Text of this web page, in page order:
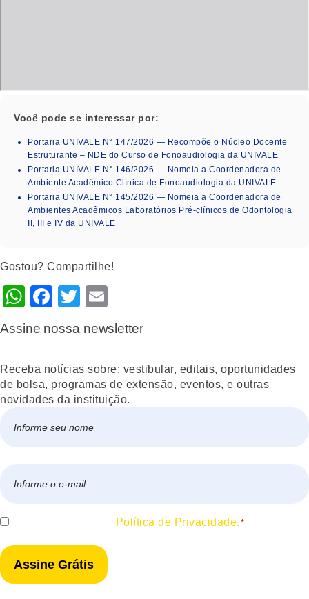
Você pode se interessar por:
Portaria UNIVALE N° 147/2026 — Recompõe o Núcleo Docente
Estruturante – NDE do Curso de Fonoaudiologia da UNIVALE
Portaria UNIVALE N° 146/2026 — Nomeia a Coordenadora de
Ambiente Acadêmico Clínica de Fonoaudiologia da UNIVALE
Portaria UNIVALE N° 145/2026 — Nomeia a Coordenadora de
Ambientes Acadêmicos Laboratórios Pré-clínicos de Odontologia
II, III e IV da UNIVALE
Gostou? Compartilhe!
WhatsApp
Facebook
Twitter
Assine nossa newsletter
Receba notícias sobre: vestibular, editais, oportunidades
de bolsa, programas de extensão, eventos, e outras
novidades da instituição.
mail
Consentir Política de Privacidade. *